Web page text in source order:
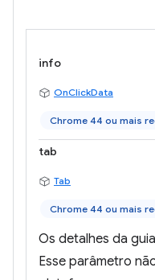
info
OnClickData
Chrome 44 ou mais
tab
Tab
Chrome 44 ou mais
Os detalhes da
Esse parâmetro